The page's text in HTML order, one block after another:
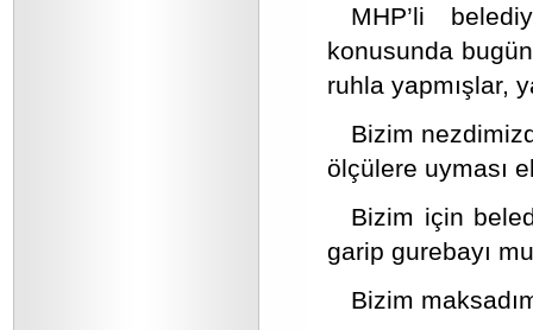
MHP’li
konusunda
ruhla yapmışlar,
Bizim
ölçülere uyması
Bizim için
garip gurebayı
Bizim